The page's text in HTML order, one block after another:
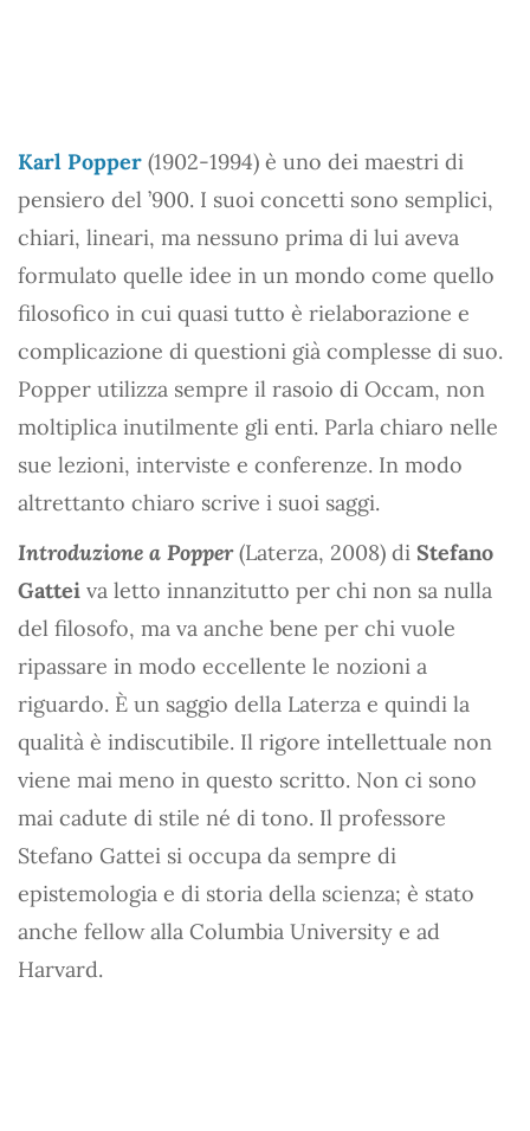
Karl Popper (1902-1994) è uno dei maestri di
pensiero del ’900. I suoi concetti sono semplici,
chiari, lineari, ma nessuno prima di lui aveva
formulato quelle idee in un mondo come quello
filosofico in cui quasi tutto è rielaborazione e
complicazione di questioni già complesse di suo.
Popper utilizza sempre il rasoio di Occam, non
moltiplica inutilmente gli enti. Parla chiaro nelle
sue lezioni, interviste e conferenze. In modo
altrettanto chiaro scrive i suoi saggi.
Introduzione a Popper(Laterza, 2008) di Stefano
Gattei va letto innanzitutto per chi non sa nulla
del filosofo, ma va anche bene per chi vuole
ripassare in modo eccellente le nozioni a
riguardo. È un saggio della Laterza e quindi la
qualità è indiscutibile. Il rigore intellettuale non
viene mai meno in questo scritto. Non ci sono
mai cadute di stile né di tono. Il professore
Stefano Gattei si occupa da sempre di
epistemologia e di storia della scienza; è stato
anche fellow alla Columbia University e ad
Harvard.